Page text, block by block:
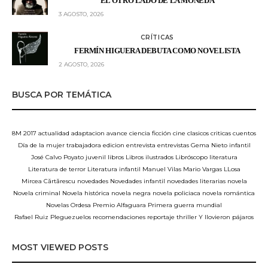
3 AGOSTO, 2026
CRÍTICAS
FERMÍN HIGUERA DEBUTA COMO NOVELISTA
2 AGOSTO, 2026
BUSCA POR TEMÁTICA
8M 2017 actualidad adaptacion avance ciencia ficción cine clasicos criticas cuentos
Día de la mujer trabajadora edicion entrevista entrevistas Gema Nieto infantil
José Calvo Poyato juvenil libros Libros ilustrados Libróscopo literatura
Literatura de terror Literatura infantil Manuel Vilas Mario Vargas LLosa
Mircea Cărtărescu novedades Novedades infantil novedades literarias novela
Novela criminal Novela histórica novela negra novela policiaca novela romántica
Novelas Ordesa Premio Alfaguara Primera guerra mundial
Rafael Ruiz Pleguezuelos recomendaciones reportaje thriller Y llovieron pájaros
MOST VIEWED POSTS